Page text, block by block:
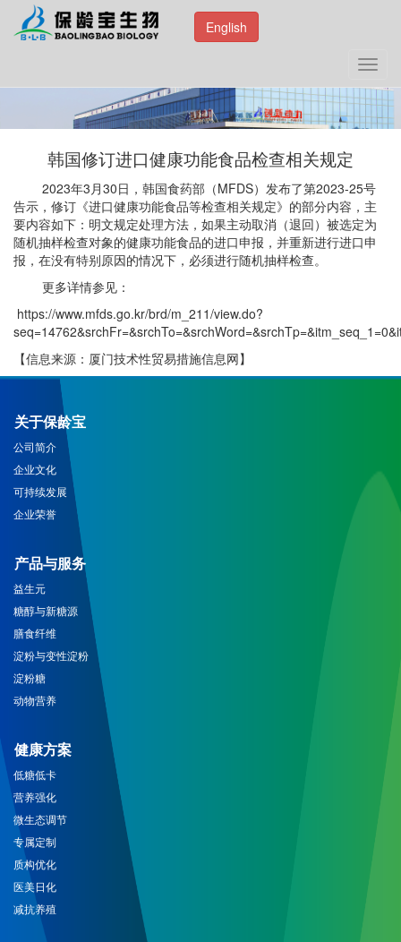
English
韩国修订进口健康功能食品检查相关规定
2023年3月30日，韩国食药部（MFDS）发布了第2023-25号
告示，修订《进口健康功能食品等检查相关规定》的部分内容，主
要内容如下：明文规定处理方法，如果主动取消（退回）被选定为
随机抽样检查对象的健康功能食品的进口申报，并重新进行进口申
报，在没有特别原因的情况下，必须进行随机抽样检查。
更多详情参见：
https://www.mfds.go.kr/brd/m_211/view.do?
【信息来源：厦门技术性贸易措施信息网】
关于保龄宝
公司简介
企业文化
可持续发展
企业荣誉
产品与服务
益生元
糖醇与新糖源
膳食纤维
淀粉与变性淀粉
淀粉糖
动物营养
健康方案
低糖低卡
营养强化
微生态调节
专属定制
质构优化
医美日化
减抗养殖